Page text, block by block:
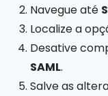
Navegue até
Localize a
Desative
SAML.
Salve as